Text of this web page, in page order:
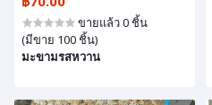
ขายแล้ว 0 ชิ้น
(มีขาย 100 ชิ้น)
มะขามรสหวาน